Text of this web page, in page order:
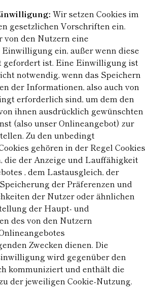
Wir setzen Cookies im
gesetzlichen Vorschriften ein.
von den Nutzern eine
ein, außer wenn diese
gefordert ist. Eine Einwilligung ist
notwendig, wenn das Speichern
der Informationen, also auch von
erforderlich sind, um dem den
ihnen ausdrücklich gewünschten
(also unser Onlineangebot) zur
Zu den unbedingt
gehören in der Regel Cookies
die der Anzeige und Lauffähigkeit
, dem Lastausgleich, der
der Präferenzen und
der Nutzer oder ähnlichen
der Haupt- und
des von den Nutzern
Zwecken dienen. Die
wird gegenüber den
kommuniziert und enthält die
der jeweiligen Cookie-Nutzung.